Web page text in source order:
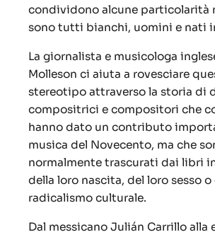
condividono alcune particolarità
sono tutti bianchi, uomini e nati
La giornalista e musicologa
Molleson ci aiuta a rovesciare
stereotipo attraverso la storia di
compositrici e compositori che
hanno dato un contributo
musica del Novecento, ma che
normalmente trascurati dai libri
della loro nascita, del loro sesso
radicalismo culturale.
Dal messicano Julián Carrillo alla